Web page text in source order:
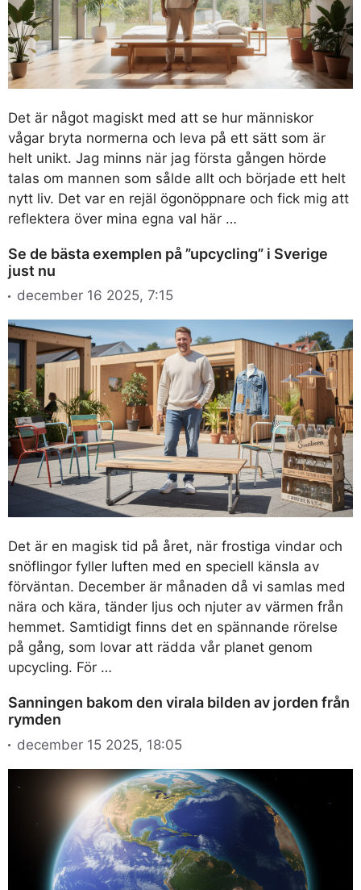
Det är något magiskt med att se hur människor
vågar bryta normerna och leva på ett sätt som är
helt unikt. Jag minns när jag första gången hörde
talas om mannen som sålde allt och började ett helt
nytt liv. Det var en rejäl ögonöppnare och fick mig att
reflektera över mina egna val här …
Se de bästa exemplen på ”upcycling” i Sverige
just nu
december 16 2025, 7:15
Det är en magisk tid på året, när frostiga vindar och
snöflingor fyller luften med en speciell känsla av
förväntan. December är månaden då vi samlas med
nära och kära, tänder ljus och njuter av värmen från
hemmet. Samtidigt finns det en spännande rörelse
på gång, som lovar att rädda vår planet genom
upcycling. För …
Sanningen bakom den virala bilden av jorden från
rymden
december 15 2025, 18:05